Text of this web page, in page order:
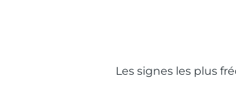
Les signes les plus